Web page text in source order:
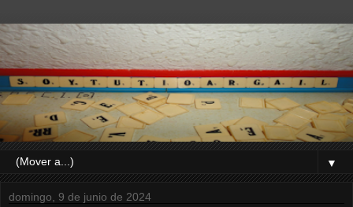
▼
domingo, 9 de junio de 2024